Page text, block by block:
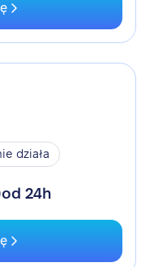
działa
od 24h